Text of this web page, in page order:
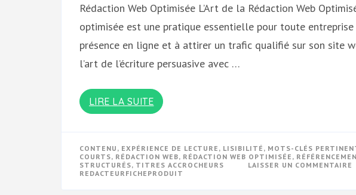
Rédaction Web Optimisée L’Art de la Rédaction Web
optimisée est une pratique essentielle pour toute
présence en ligne et à attirer un trafic qualifié sur son site
l’art de l’écriture persuasive avec …
LIRE LA SUITE
CONTENU , EXPÉRIENCE DE LECTURE , LISIBILITÉ , MOTS-CLÉS
COURTS, RÉDACTION WEB, RÉDACTION WEB OPTIMISÉE ,
STRUCTURÉS, TITRES ACCROCHEURS LAISSER UN COMMENTAIRE
REDACTEURFICHEPRODUIT